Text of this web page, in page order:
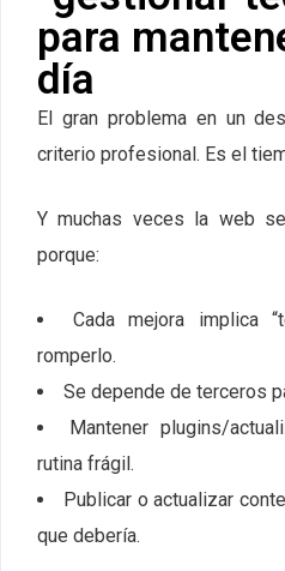
para
día
El gran problema en un
criterio profesional. Es el
Y muchas veces la web
porque:
Cada mejora implica
romperlo.
Se depende de terceros
Mantener plugins/
rutina frágil.
Publicar o actualizar
que debería.